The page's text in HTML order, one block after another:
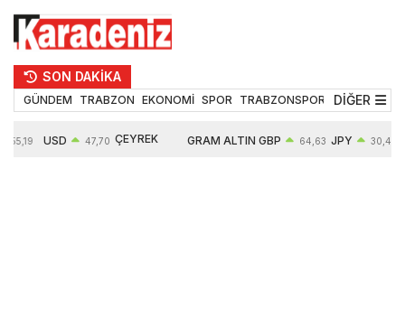
SON DAKİKA
GÜNDEM TRABZON EKONOMİ SPOR TRABZONSPOR TEKNOLOJİ
DİĞER
55,19 USD 47,70 ÇEYREK GRAM ALTIN GBP 64,63 JPY 30,40